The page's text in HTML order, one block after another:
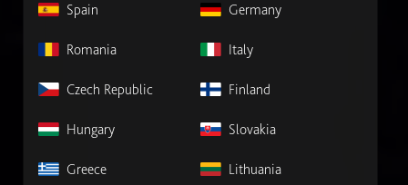
Spain Germany
Romania Italy
Czech Republic Finland
Hungary Slovakia
Greece Lithuania